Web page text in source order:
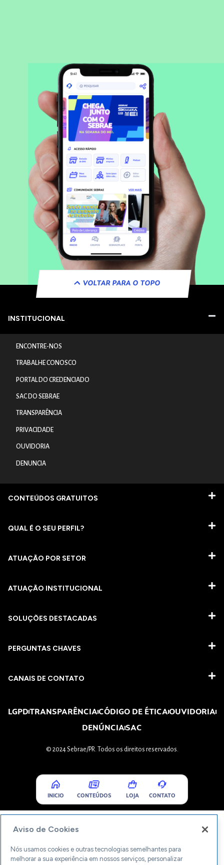
VOLTAR PARA O TOPO
INSTITUCIONAL
ENCONTRE-NOS
TRABALHE CONOSCO
PORTAL DO CREDENCIADO
SAC DO SEBRAE
TRANSPARÊNCIA
PRIVACIDADE
OUVIDORIA
DENUNCIA
CONTEÚDOS GRATUITOS
QUAL É O SEU PERFIL?
ATUAÇÃO POR SETOR
ATUAÇÃO INSTITUCIONAL
SOLUÇÕES DESTACADAS
PERGUNTAS CHAVES​
CANAIS DE CONTATO
LGPDTRANSPARÊNCIACÓDIGO DE ÉTICAOUVIDORIA
DENÚNCIASAC
© 2024 Sebrae/PR. Todos os direitos reservados.
INICIO CONTEÚDOS LOJA CONTATO
Aviso de Cookies
Nós usamos cookies e outras tecnologias semelhantes para
melhorar a sua experiência em nossos serviços, personalizar